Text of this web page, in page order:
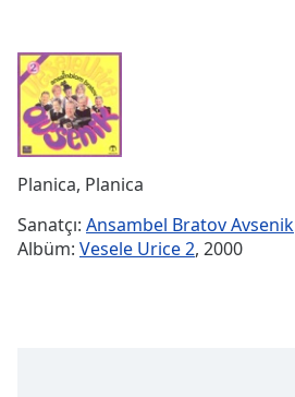
Duration-:-
Loaded:
0.00%
Stream
TypeLIVE
Seek to
live,
behind
liveLIVE
Remaining
Planica, Planica
Sanatçı: Ansambel Bratov Avsenik
Albüm: Vesele Urice 2, 2000